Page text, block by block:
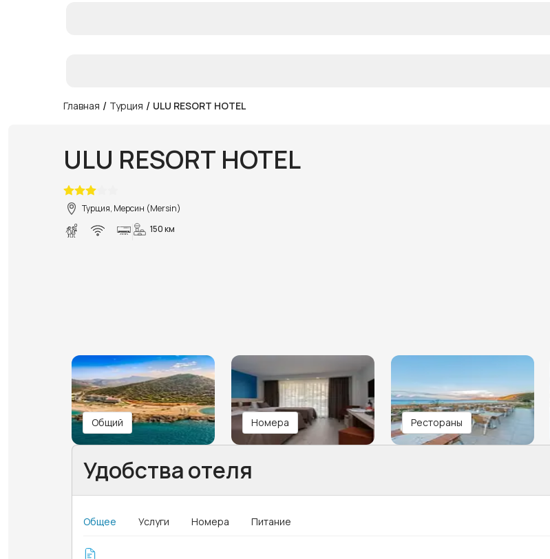
Главная / Турция / ULU RESORT HOTEL
ULU RESORT HOTEL
Турция, Мерсин (Mersin)
150 км
Общий Номера Рестораны
Удобства отеля
Общее Услуги Номера Питание